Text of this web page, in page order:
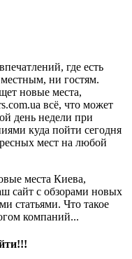
где есть
ни гостям.
новые места,
всё, что может
день недели при
куда пойти сегодня
мест на любой
места Киева,
сайт с обзорами новых
статьями. Что такое
компаний...